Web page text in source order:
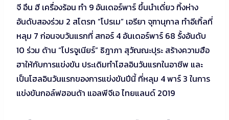
จี อึน ฮี เครื่องร้อน ทำ 9 อันเดอร์พาร์ ขึ้นนำเดี่ยว ทิ้งห่าง
อันดับสองร่วม 2 สโตรก “โปรเม” เอรียา จุฑานุกาล ทำอีเกิ้ลที่
หลุม 7 ก่อนจบวันแรกที่ สกอร์ 4 อันเดอร์พาร์ 68 รั้งอันดับ
10 ร่วม ด้าน “โปรจูเนียร์” ธิฎาภา สุวัณณะปุระ สร้างความฮือ
ฮาให้กับการแข่งขัน ประเดิมทำโฮลอินวันแรกในอาชีพ และ
เป็นโฮลอินวันแรกของการแข่งขันปีนี้ ที่หลุม 4 พาร์ 3 ในการ
แข่งขันกอล์ฟฮอนด้า แอลพีจีเอ ไทยแลนด์ 2019